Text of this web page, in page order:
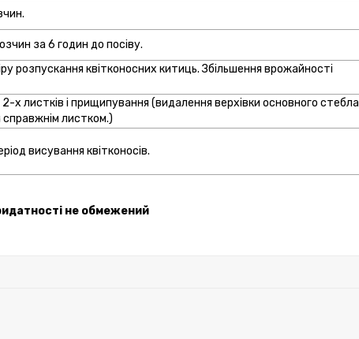
за 6 годин до посіву.
розпускання квітконосних китиць. Збільшення врожайності
х листків і прищипування (видалення верхівки основного стебла
листком.)
висування квітконосів.
не обмежений